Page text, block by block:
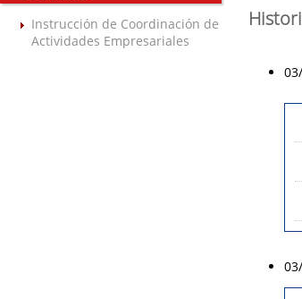
Instrucción de Coordinación de
Actividades Empresariales